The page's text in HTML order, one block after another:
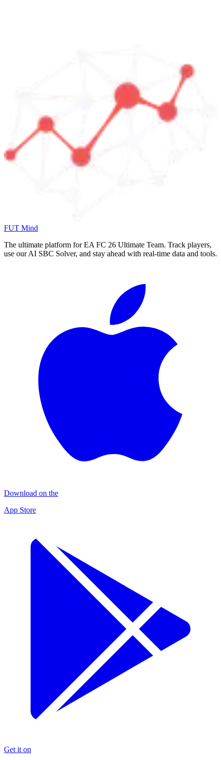
FUT Mind
The ultimate platform for EA FC 26 Ultimate Team. Track players,
use our AI SBC Solver, and stay ahead with real-time data and tools.
Download on the
App Store
Get it on